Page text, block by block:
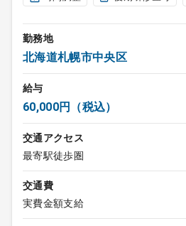
勤務地
北海道札幌市中央区
給与
60,000円（税込）
交通アクセス
最寄駅徒歩圏
交通費
実費金額支給